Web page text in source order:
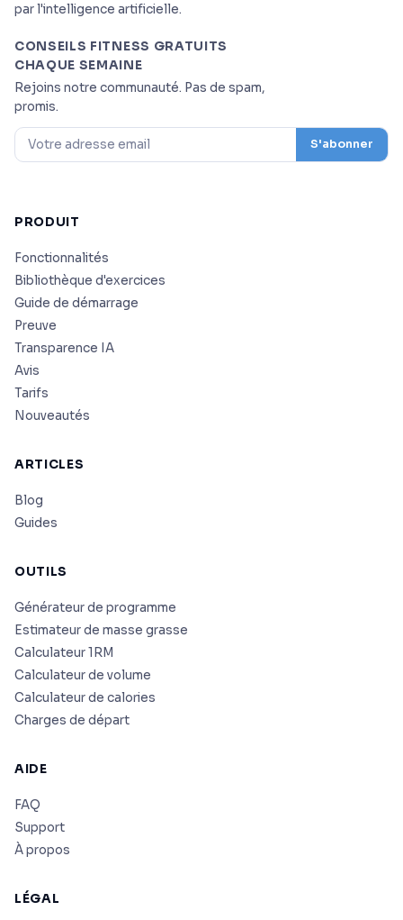
par l'intelligence artificielle.
CONSEILS FITNESS GRATUITS
CHAQUE SEMAINE
Rejoins notre communauté. Pas de spam,
promis.
S'abonner
PRODUIT
Fonctionnalités
Bibliothèque d'exercices
Guide de démarrage
Preuve
Transparence IA
Avis
Tarifs
Nouveautés
ARTICLES
Blog
Guides
OUTILS
Générateur de programme
Estimateur de masse grasse
Calculateur 1RM
Calculateur de volume
Calculateur de calories
Charges de départ
AIDE
FAQ
Support
À propos
LÉGAL